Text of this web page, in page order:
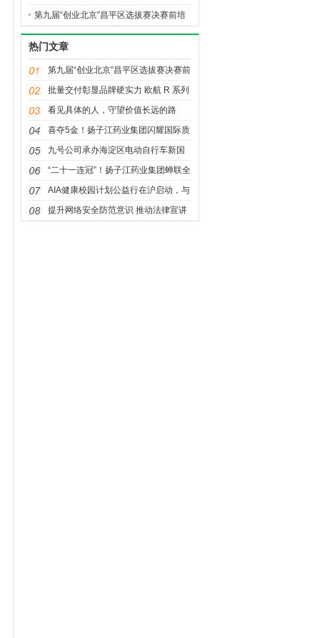
田优品系列展销活动走进天津多地
第九届“创业北京”昌平区选拔赛决赛前培
训顺利开展
热门文章
第九届“创业北京”昌平区选拔赛决赛前
培训顺利开展
批量交付彰显品牌硬实力 欧航 R 系列
超卡擎动城际物流高效新未来
看见具体的人，守望价值长远的路
——中国基金会发展论坛2025年会闭
幕
喜夺5金！扬子江药业集团闪耀国际质
量舞台
九号公司承办海淀区电动自行车新国
标安全科普活动
“二十一连冠”！扬子江药业集团蝉联全
国医药行业 QC小组成果发表一等奖总
数冠军
AIA健康校园计划公益行在沪启动，与
IB课程共筑学生幸福力
提升网络安全防范意识 推动法律宣讲